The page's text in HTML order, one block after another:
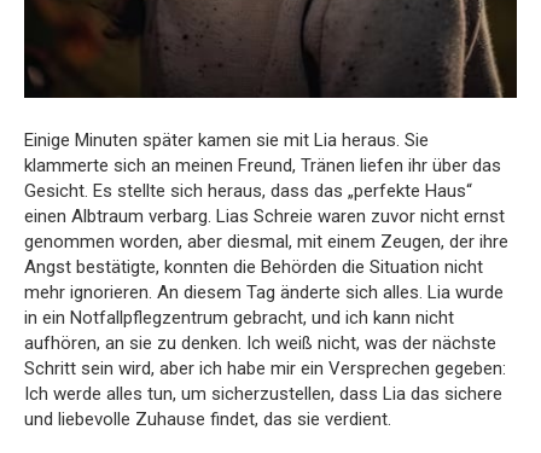
Einige Minuten später kamen sie mit Lia heraus. Sie
klammerte sich an meinen Freund, Tränen liefen ihr über das
Gesicht. Es stellte sich heraus, dass das „perfekte Haus“
einen Albtraum verbarg. Lias Schreie waren zuvor nicht ernst
genommen worden, aber diesmal, mit einem Zeugen, der ihre
Angst bestätigte, konnten die Behörden die Situation nicht
mehr ignorieren. An diesem Tag änderte sich alles. Lia wurde
in ein Notfallpflegzentrum gebracht, und ich kann nicht
aufhören, an sie zu denken. Ich weiß nicht, was der nächste
Schritt sein wird, aber ich habe mir ein Versprechen gegeben:
Ich werde alles tun, um sicherzustellen, dass Lia das sichere
und liebevolle Zuhause findet, das sie verdient.